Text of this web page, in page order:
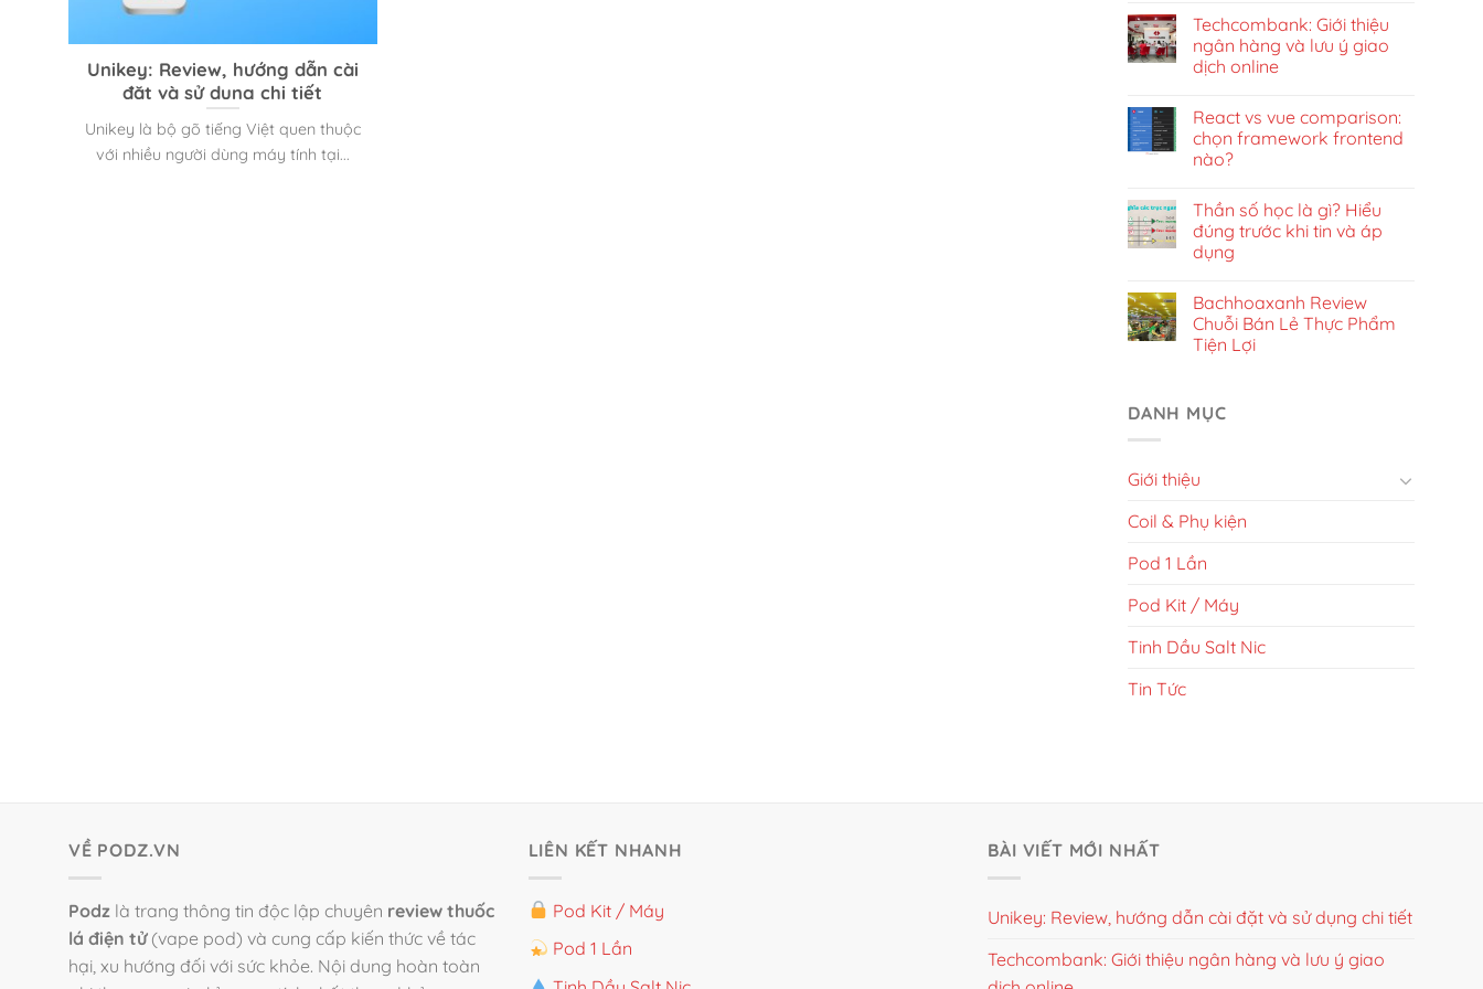
Unikey: Review, hướng dẫn cài
đặt và sử dụng chi tiết
Unikey là bộ gõ tiếng Việt quen thuộc
với nhiều người dùng máy tính tại...
Techcombank: Giới thiệu
ngân hàng và lưu ý giao
dịch online
React vs vue comparison:
chọn framework frontend
nào?
Thần số học là gì? Hiểu
đúng trước khi tin và áp
dụng
Bachhoaxanh Review
Chuỗi Bán Lẻ Thực Phẩm
Tiện Lợi
DANH MỤC
Giới thiệu
Coil & Phụ kiện
Pod 1 Lần
Pod Kit / Máy
Tinh Dầu Salt Nic
Tin Tức
VỀ PODZ.VN
Podz là trang thông tin độc lập chuyên review thuốc
lá điện tử(vape pod) và cung cấp kiến thức về tác
hại, xu hướng đối với sức khỏe. Nội dung hoàn toàn
LIÊN KẾT NHANH
Pod Kit / Máy
Pod 1 Lần
BÀI VIẾT MỚI NHẤT
Unikey: Review, hướng dẫn cài đặt và sử dụng chi tiết
Techcombank: Giới thiệu ngân hàng và lưu ý giao